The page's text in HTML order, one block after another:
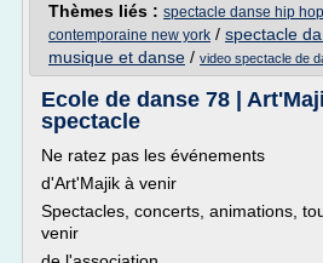
Thèmes liés : spectacle danse hip hop
contemporaine new york / spectacle
musique et danse / video spectacle de
Ecole de danse 78 |
spectacle
Ne ratez pas les événements
d'Art'Majik à venir
Spectacles, concerts, animations,
venir